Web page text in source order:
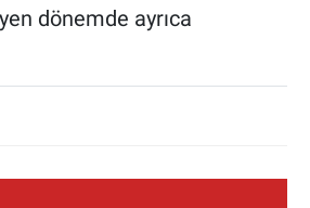
dönemde ayrıca